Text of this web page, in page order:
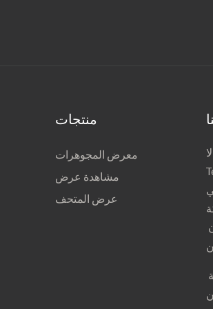
منتجات
معرض المجوهرات
مشاهدة عرض
عرض المتحف